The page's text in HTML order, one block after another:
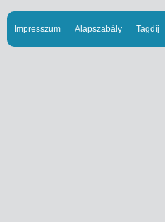
Impresszum Alapszabály Tagdíj